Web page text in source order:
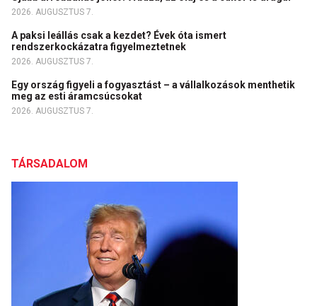
2026. AUGUSZTUS 7.
A paksi leállás csak a kezdet? Évek óta ismert
rendszerkockázatra figyelmeztetnek
2026. AUGUSZTUS 7.
Egy ország figyeli a fogyasztást – a vállalkozások menthetik
meg az esti áramcsúcsokat
2026. AUGUSZTUS 7.
TÁRSADALOM